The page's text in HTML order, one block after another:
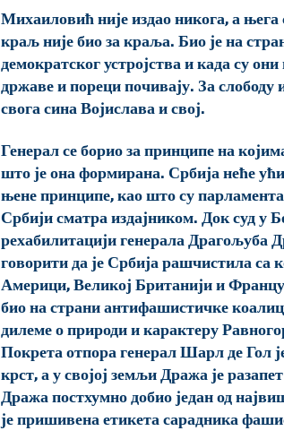
Михаиловић није издао никога, а њега
краљ није био за краља. Био је на
демократског устројства и када су
државе и пореци почивају. За слободу
свога сина Војислава и свој.
Генерал се борио за принципе на
што је она формирана. Србија неће
њене принципе, као што су
Србији сматра издајником. Док суд у
рехабилитацији генерала Драгољуба
говорити да је Србија рашчистила
Америци, Великој Британији и
био на страни антифашистичке
дилеме о природи и карактеру
Покрета отпора генерал Шарл де Гол
крст, а у својој земљи Дража је
Дража постхумно добио један од
је пришивена етикета сарадника